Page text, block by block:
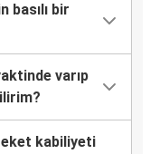
basılı bir
varıp
kabiliyeti